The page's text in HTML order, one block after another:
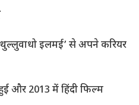
इलमई’ से अपने करियर
और 2013 में हिंदी फिल्म